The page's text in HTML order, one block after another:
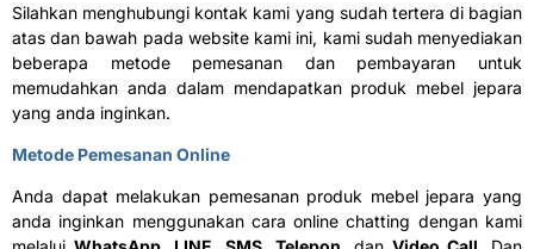
Silahkan menghubungi kontak kami yang sudah tertera di bagian
atas dan bawah pada website kami ini, kami sudah menyediakan
beberapa metode pemesanan dan pembayaran untuk
memudahkan anda dalam mendapatkan produk mebel jepara
yang anda inginkan.
Metode Pemesanan Online
Anda dapat melakukan pemesanan produk mebel jepara yang
anda inginkan menggunakan cara online chatting dengan kami